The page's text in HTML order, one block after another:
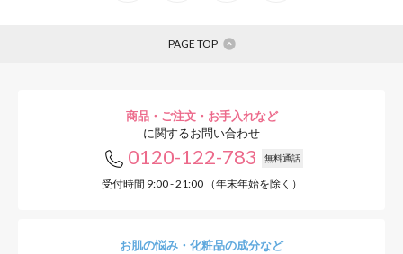
PAGE TOP
商品・ご注文・お手入れなど
に関するお問い合わせ
0120-122-783 無料通話
受付時間 9:00 - 21:00 （年末年始を除く）
お肌の悩み・化粧品の成分など